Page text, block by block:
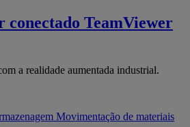
conectado TeamViewer
a realidade aumentada industrial.
Movimentação de materiais